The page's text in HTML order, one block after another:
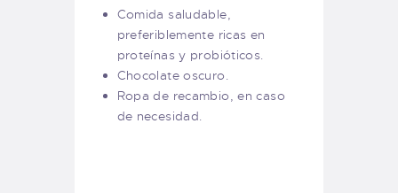
Comida saludable,
preferiblemente ricas en
proteínas y probióticos.
Chocolate oscuro.
Ropa de recambio, en caso
de necesidad.